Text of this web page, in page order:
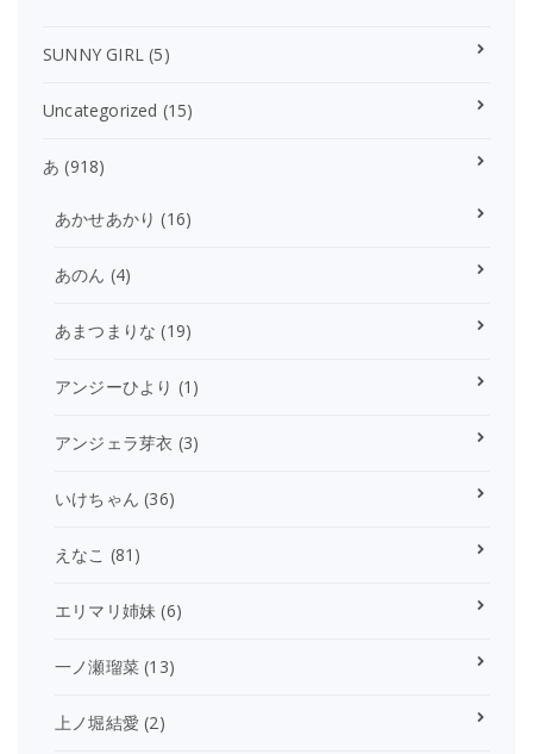
SUNNY GIRL (5)
Uncategorized (15)
あ (918)
あかせあかり (16)
あのん (4)
あまつまりな (19)
アンジーひより (1)
アンジェラ芽衣 (3)
いけちゃん (36)
えなこ (81)
エリマリ姉妹 (6)
一ノ瀬瑠菜 (13)
上ノ堀結愛 (2)